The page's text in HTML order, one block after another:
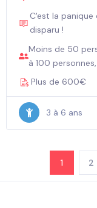
C'est la panique
disparu !
Moins de 50
à 100
Plus de 600€
3 à 6 ans
1 2